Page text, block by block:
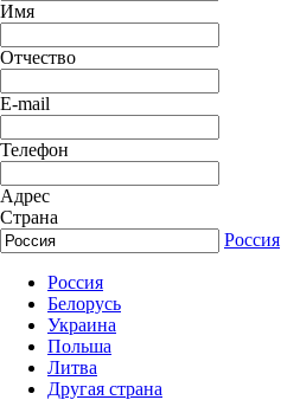
Имя
Отчество
E-mail
Телефон
Адрес
Страна
Россия
Россия
Белорусь
Украина
Польша
Литва
Другая страна